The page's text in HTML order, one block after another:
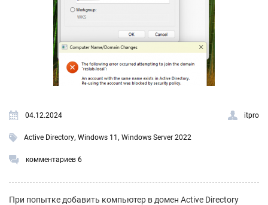
04.12.2024 itpro
Active Directory, Windows 11 , Windows Server 2022
комментариев 6
При попытке добавить компьютер в домен Active Directory